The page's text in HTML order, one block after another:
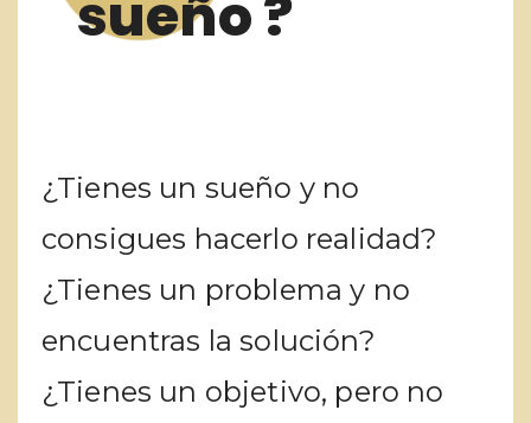
sueño ?
¿Tienes un sueño y no
consigues hacerlo realidad?
¿Tienes un problema y no
encuentras la solución?
¿Tienes un objetivo, pero no